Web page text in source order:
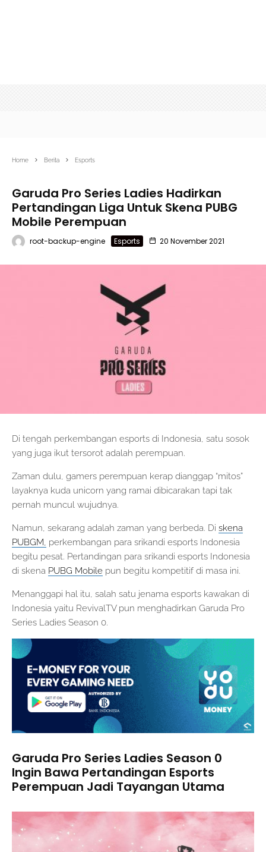
Home Berita Esports
Garuda Pro Series Ladies Hadirkan
Pertandingan Liga Untuk Skena PUBG
Mobile Perempuan
root-backup-engine Esports 20 November 2021
Di tengah perkembangan esports di Indonesia, satu sosok
yang juga ikut tersorot adalah perempuan.
Zaman dulu, gamers perempuan kerap dianggap “mitos”
layaknya kuda unicorn yang ramai dibicarakan tapi tak
pernah muncul wujudnya.
Namun, sekarang adalah zaman yang berbeda. Di skena
PUBGM, perkembangan para srikandi esports Indonesia
begitu pesat. Pertandingan para srikandi esports Indonesia
di skena PUBG Mobile pun begitu kompetitif di masa ini.
Menanggapi hal itu, salah satu jenama esports kawakan di
Indonesia yaitu RevivalTV pun menghadirkan Garuda Pro
Series Ladies Season 0.
Garuda Pro Series Ladies Season 0
Ingin Bawa Pertandingan Esports
Perempuan Jadi Tayangan Utama